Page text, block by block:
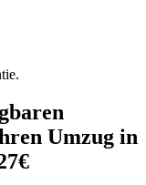
Umzug in